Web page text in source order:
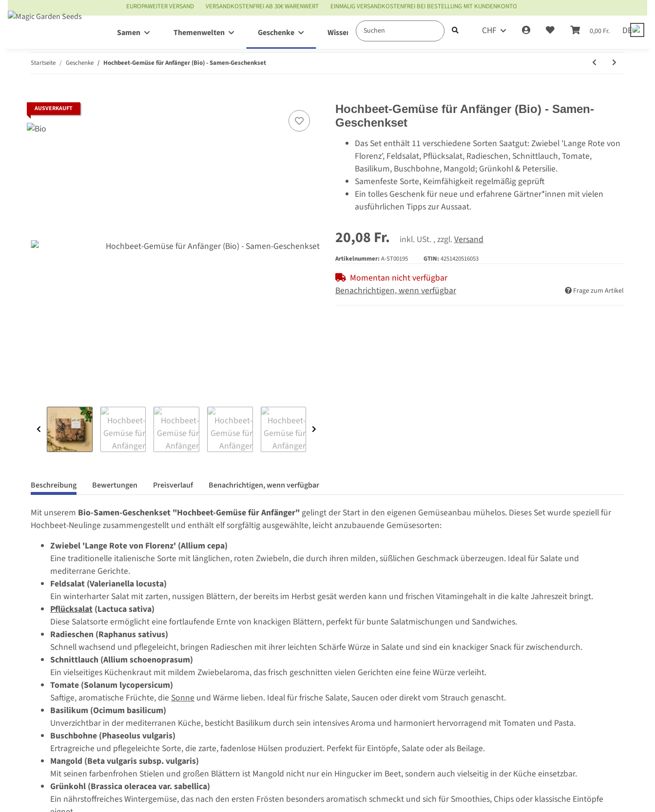
EUROPAWEITER VERSAND VERSANDKOSTENFREI AB 30€ WARENWERT EINMALIG VERSANDKOSTENFREI BEI BESTELLUNG MIT KUNDENKONTO
CHF 0,00 Fr. DE
Samen Themenwelten Geschenke Wissenswertes
Startseite Geschenke Hochbeet-Gemüse für Anfänger (Bio) - Samen-Geschenkset
AUSVERKAUFT
Hochbeet-Gemüse für Anfänger (Bio) - Samen-
Geschenkset
Das Set enthält 11 verschiedene Sorten Saatgut: Zwiebel 'Lange Rote von
Florenz', Feldsalat, Pflücksalat, Radieschen, Schnittlauch, Tomate,
Basilikum, Buschbohne, Mangold; Grünkohl & Petersilie.
Samenfeste Sorte, Keimfähigkeit regelmäßig geprüft
Ein tolles Geschenk für neue und erfahrene Gärtner*innen mit vielen
ausführlichen Tipps zur Aussaat.
20,08 Fr. inkl. USt. , zzgl. Versand
Artikelnummer: A-ST00195 GTIN: 4251420516053
Momentan nicht verfügbar
Benachrichtigen, wenn verfügbar
Frage zum Artikel
Beschreibung Bewertungen Preisverlauf Benachrichtigen, wenn verfügbar
Mit unserem Bio-Samen-Geschenkset "Hochbeet-Gemüse für Anfänger" gelingt der Start in den eigenen Gemüseanbau mühelos. Dieses Set wurde speziell für
Hochbeet-Neulinge zusammengestellt und enthält elf sorgfältig ausgewählte, leicht anzubauende Gemüsesorten:
Zwiebel 'Lange Rote von Florenz' (Allium cepa)
Eine traditionelle italienische Sorte mit länglichen, roten Zwiebeln, die durch ihren milden, süßlichen Geschmack überzeugen. Ideal für Salate und
mediterrane Gerichte.
Feldsalat (Valerianella locusta)
Ein winterharter Salat mit zarten, nussigen Blättern, der bereits im Herbst gesät werden kann und frischen Vitamingehalt in die kalte Jahreszeit bringt.
Pflücksalat (Lactuca sativa)
Diese Salatsorte ermöglicht eine fortlaufende Ernte von knackigen Blättern, perfekt für bunte Salatmischungen und Sandwiches.
Radieschen (Raphanus sativus)
Schnell wachsend und pflegeleicht, bringen Radieschen mit ihrer leichten Schärfe Würze in Salate und sind ein knackiger Snack für zwischendurch.
Schnittlauch (Allium schoenoprasum)
Ein vielseitiges Küchenkraut mit mildem Zwiebelaroma, das frisch geschnitten vielen Gerichten eine feine Würze verleiht.
Tomate (Solanum lycopersicum)
Saftige, aromatische Früchte, die Sonne und Wärme lieben. Ideal für frische Salate, Saucen oder direkt vom Strauch genascht.
Basilikum (Ocimum basilicum)
Unverzichtbar in der mediterranen Küche, besticht Basilikum durch sein intensives Aroma und harmoniert hervorragend mit Tomaten und Pasta.
Buschbohne (Phaseolus vulgaris)
Ertragreiche und pflegeleichte Sorte, die zarte, fadenlose Hülsen produziert. Perfekt für Eintöpfe, Salate oder als Beilage.
Mangold (Beta vulgaris subsp. vulgaris)
Mit seinen farbenfrohen Stielen und großen Blättern ist Mangold nicht nur ein Hingucker im Beet, sondern auch vielseitig in der Küche einsetzbar.
Grünkohl (Brassica oleracea var. sabellica)
Ein nährstoffreiches Wintergemüse, das nach den ersten Frösten besonders aromatisch schmeckt und sich für Smoothies, Chips oder klassische Eintöpfe